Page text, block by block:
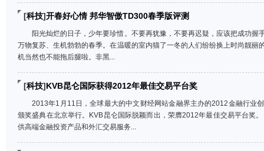
[科技]开春好心情 邦华智傲TD300春季版评测
阳光灿烂的日子，少年要珍惜。不要再犹豫，不要再迟疑，应该把成功握
万物复苏、生机勃勃的春季。在温暖的室内猫了一冬的人们纷纷换上时尚靓丽
机当然也不能拖后腿啦。非黑...
[科技]KVB昆仑国际获得2012年最佳交易平台奖
2013年1月11日，全球最大的中文财经网站金融界主办的2012金融行业
颁奖盛典在北京举行。KVB昆仑国际脱颖而出，荣膺2012年最佳交易平台奖
供高端金融投资产品和外汇交易服务...